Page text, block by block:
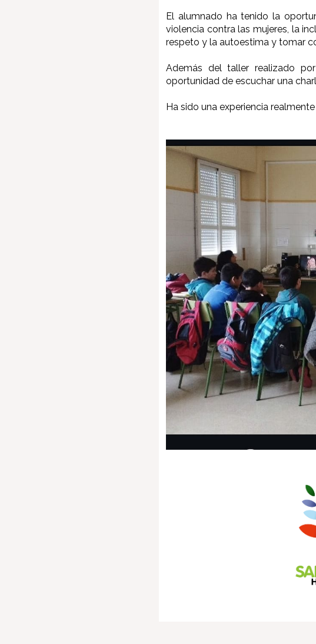
El alumnado ha tenido la
violencia contra las mujeres, la
respeto y la autoestima y tomar
Además del taller realizado
oportunidad de escuchar una
Ha sido una experiencia